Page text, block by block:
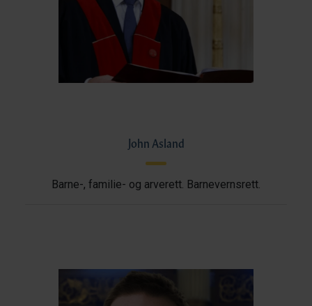
John Asland
Barne-, familie- og arverett. Barnevernsrett.